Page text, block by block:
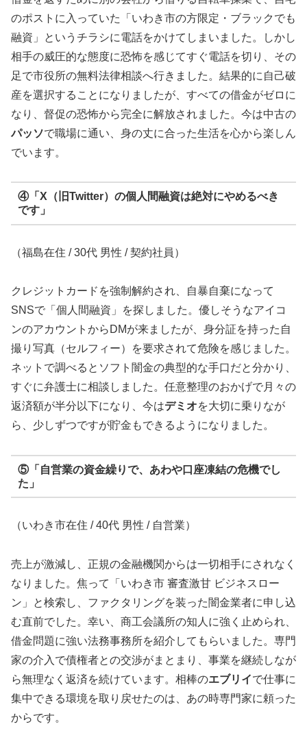
のポストに入っていた「いわき市の方限定・ブラックでも
融資」というチラシに電話をかけてしまいました。しかし
相手の威圧的な態度に恐怖を感じてすぐ電話を切り、その
足で市役所の無料法律相談へ行きました。結果的に自己破
産を選択することになりましたが、すべての借金がゼロに
なり、督促の恐怖から完全に解放されました。今は中古の
パッソで職場に通い、身の丈に合った生活を心から楽しん
でいます。
④「X（旧Twitter）の個人間融資は絶対にやめるべき
です」
（福島在住 / 30代 男性 / 契約社員）
クレジットカードを強制解約され、自暴自棄になって
SNSで「個人間融資」を探しました。優しそうなアイコ
ンのアカウントからDMが来ましたが、身分証を持った自
撮り写真（セルフィー）を要求されて危険を感じました。
ネットで調べるとソフト闇金の典型的な手口だと分かり、
すぐに弁護士に相談しました。任意整理のおかげで月々の
返済額が半分以下になり、今はデミオを大切に乗りなが
ら、少しずつですが貯金もできるようになりました。
⑤「自営業の資金繰りで、あわや口座凍結の危機でし
た」
（いわき市在住 / 40代 男性 / 自営業）
売上が激減し、正規の金融機関からは一切相手にされなく
なりました。焦って「いわき市 審査激甘 ビジネスロー
ン」と検索し、ファクタリングを装った闇金業者に申し込
む直前でした。幸い、商工会議所の知人に強く止められ、
借金問題に強い法務事務所を紹介してもらいました。専門
家の介入で債権者との交渉がまとまり、事業を継続しなが
ら無理なく返済を続けています。相棒のエブリイで仕事に
集中できる環境を取り戻せたのは、あの時専門家に頼った
からです。